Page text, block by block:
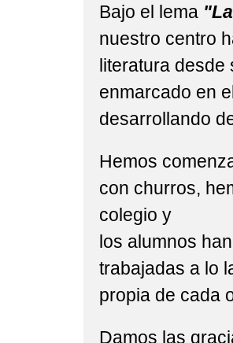
2022_ EDUCAIÓN
2022_ FOTOS, CEIP
2022_23 P5º/P6º
2022_23_(FOTOS)
2022_5ºP/6ºP
DEPORTIVO'
2022_ACTIVIDAD
2022_DESPEDIDA
2022_E.INFANTIL
Bajo el lema
nuestro centro
literatura desde
enmarcado en
desarrollando
Hemos
con churros,
colegio y
los alumnos
trabajadas a lo
propia de cada
Damos las